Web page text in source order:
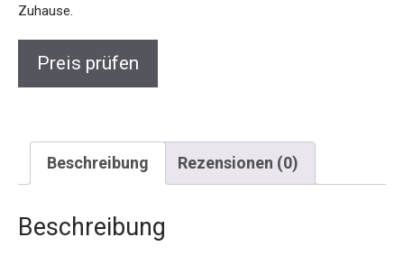
Zuhause.
Preis prüfen
Beschreibung Rezensionen (0)
Beschreibung